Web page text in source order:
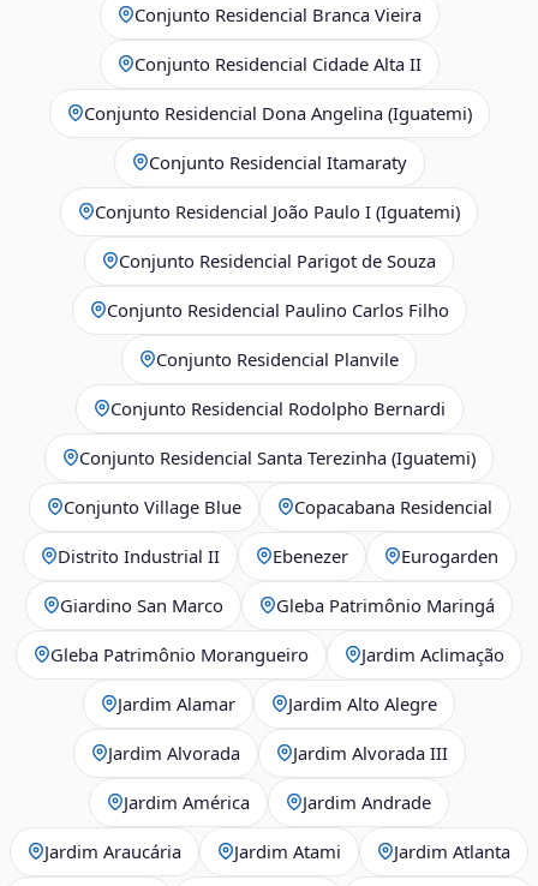
Conjunto Residencial Branca Vieira
Conjunto Residencial Cidade Alta II
Conjunto Residencial Dona Angelina (Iguatemi)
Conjunto Residencial Itamaraty
Conjunto Residencial João Paulo I (Iguatemi)
Conjunto Residencial Parigot de Souza
Conjunto Residencial Paulino Carlos Filho
Conjunto Residencial Planvile
Conjunto Residencial Rodolpho Bernardi
Conjunto Residencial Santa Terezinha (Iguatemi)
Conjunto Village Blue Copacabana Residencial
Distrito Industrial II Ebenezer Eurogarden
Giardino San Marco Gleba Patrimônio Maringá
Gleba Patrimônio Morangueiro Jardim Aclimação
Jardim Alamar Jardim Alto Alegre
Jardim Alvorada Jardim Alvorada III
Jardim América Jardim Andrade
Jardim Araucária Jardim Atami Jardim Atlanta